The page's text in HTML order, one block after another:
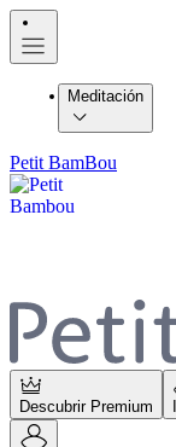
Meditación
Petit BamBou
Descubrir Premium